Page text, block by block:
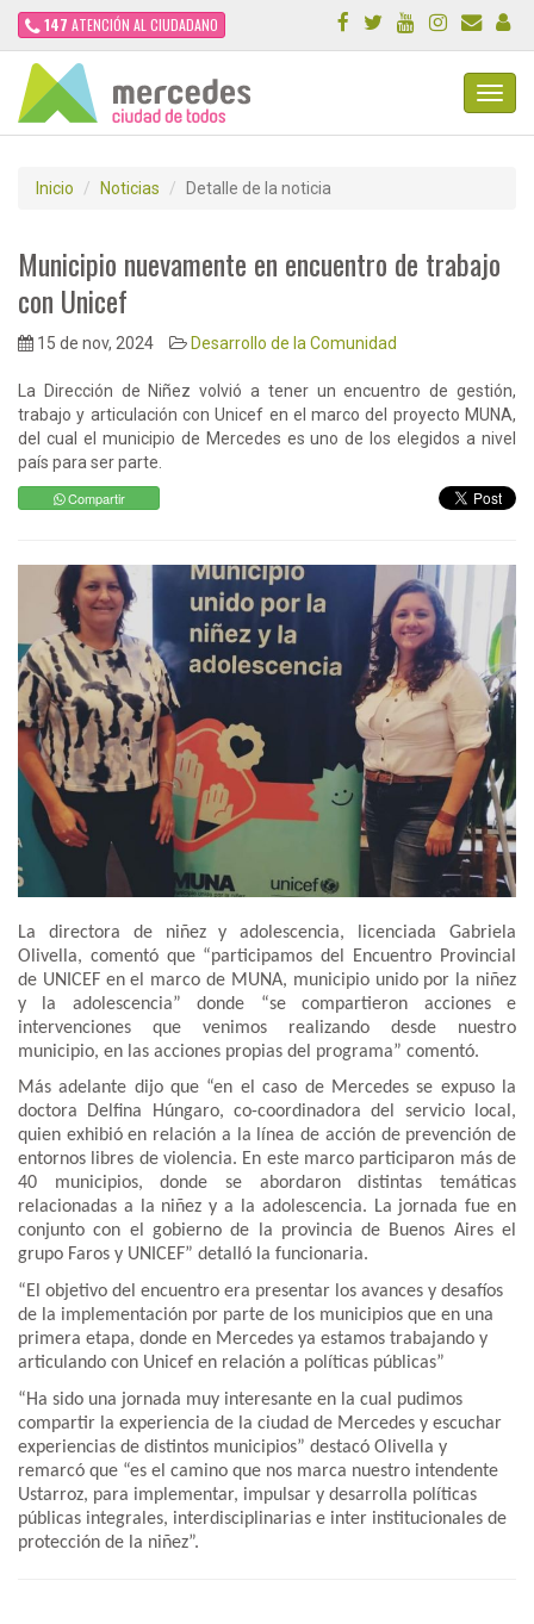
147 ATENCIÓN AL CIUDADANO
Inicio Noticias Detalle de la noticia
Municipio nuevamente en encuentro de trabajo
con Unicef
15 de nov, 2024 Desarrollo de la Comunidad
La Dirección de Niñez volvió a tener un encuentro de gestión,
trabajo y articulación con Unicef en el marco del proyecto MUNA,
del cual el municipio de Mercedes es uno de los elegidos a nivel
país para ser parte.
Compartir
La directora de niñez y adolescencia, licenciada Gabriela
Olivella, comentó que “participamos del Encuentro Provincial
de UNICEF en el marco de MUNA, municipio unido por la niñez
y la adolescencia” donde “se compartieron acciones e
intervenciones que venimos realizando desde nuestro
municipio, en las acciones propias del programa” comentó.
Más adelante dijo que “en el caso de Mercedes se expuso la
doctora Delfina Húngaro, co-coordinadora del servicio local,
quien exhibió en relación a la línea de acción de prevención de
entornos libres de violencia. En este marco participaron más de
40 municipios, donde se abordaron distintas temáticas
relacionadas a la niñez y a la adolescencia. La jornada fue en
conjunto con el gobierno de la provincia de Buenos Aires el
grupo Faros y UNICEF” detalló la funcionaria.
“El objetivo del encuentro era presentar los avances y desafíos
de la implementación por parte de los municipios que en una
primera etapa, donde en Mercedes ya estamos trabajando y
articulando con Unicef en relación a políticas públicas”
“Ha sido una jornada muy interesante en la cual pudimos
compartir la experiencia de la ciudad de Mercedes y escuchar
experiencias de distintos municipios” destacó Olivella y
remarcó que “es el camino que nos marca nuestro intendente
Ustarroz, para implementar, impulsar y desarrolla políticas
públicas integrales, interdisciplinarias e inter institucionales de
protección de la niñez”.